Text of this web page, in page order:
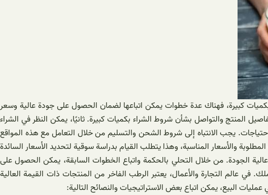
كبيرة، فهناك عدة خطوات يمكن اتباعها لضمان الحصول على جودة عالية وسعر
والتواصل بشأن شروط الشراء بكميات كبيرة. ثانيًا، يمكن النظر في الشراء
يجب الانتباه إلى شروط الشحن والتسليم من خلال التعامل مع هذه المواقع
والأسعار المناسبة، وهذا يتطلب القيام بدراسة سوقية لتحديد الأسعار السائدة
الجودة. من خلال التحلي بالحكمة واتباع الخطوات السابقة، يمكن الحصول على
عالم التجارة والأعمال، يعتبر الرطب الفاخر من المنتجات ذات القيمة العالية
البيع، يمكن اتباع بعض الاستراتيجيات والنصائح التالية: